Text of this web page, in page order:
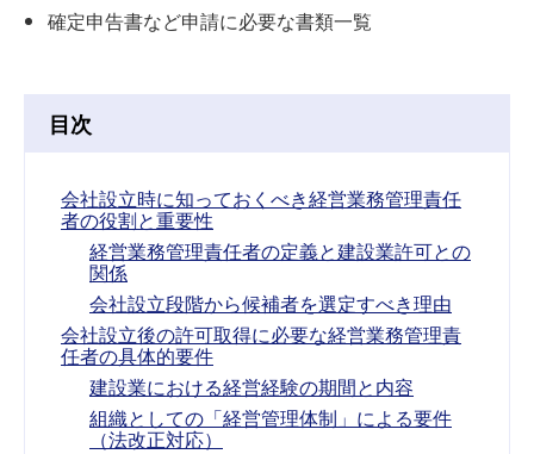
確定申告書など申請に必要な書類一覧
目次
会社設立時に知っておくべき経営業務管理責任
者の役割と重要性
経営業務管理責任者の定義と建設業許可との
関係
会社設立段階から候補者を選定すべき理由
会社設立後の許可取得に必要な経営業務管理責
任者の具体的要件
建設業における経営経験の期間と内容
組織としての「経営管理体制」による要件
（法改正対応）